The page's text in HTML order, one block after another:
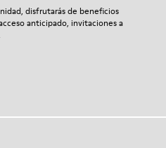
disfrutarás de beneficios
anticipado, invitaciones a